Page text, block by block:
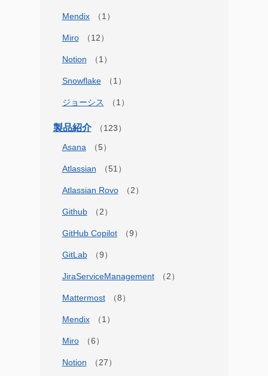
Mendix
Miro
Notion
Snowflake
ジョーシス
製品紹介
Asana
Atlassian
Atlassian Rovo
Github
GitHub Copilot
GitLab
JiraServiceManagement
Mattermost
Mendix
Miro
Notion